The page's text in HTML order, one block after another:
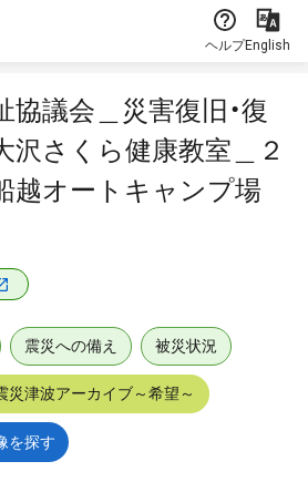
ヘルプEnglish
協議会＿災害復旧・復
沢さくら健康教室＿２
越オートキャンプ場
震災への備え 被災状況
災津波アーカイブ～希望～
を探す